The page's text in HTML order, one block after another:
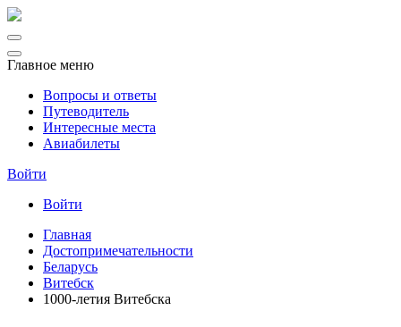
Главное меню
Вопросы и ответы
Путеводитель
Интересные места
Авиабилеты
Войти
Войти
Главная
Достопримечательности
Беларусь
Витебск
1000-летия Витебска